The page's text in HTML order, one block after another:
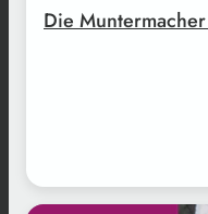
Die